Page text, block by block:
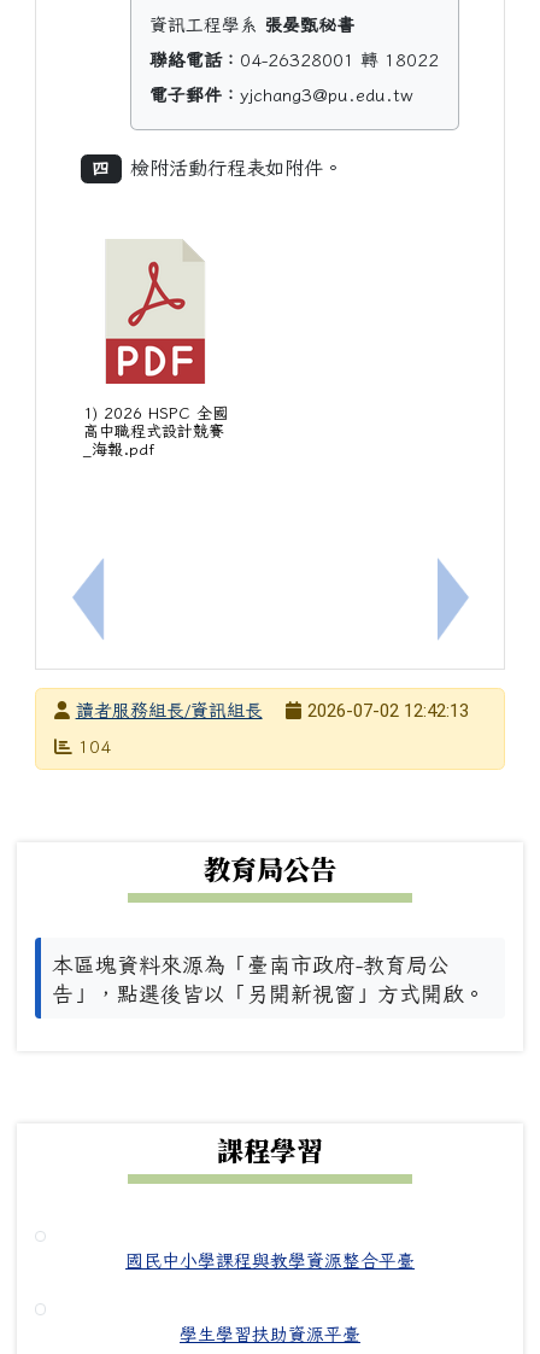
上一筆：臺南一中於7月27日(一)至7月31日(五)舉
資訊工程學系
張晏甄秘書
聯絡電話： 04-26328001 轉 18022
電子郵件：yjchang3@pu.edu.tw
四 檢附活動行程表如附件。
1) 2026 HSPC 全國
高中職程式設計競賽
_海報.pdf
下一筆：
發布者讀者服務組長/資訊組長
發布日期
2026-07-02 12:42:13
瀏覽次數
104
教育局公告
本區塊資料來源為「臺南市政府-教育局公
告」，點選後皆以「另開新視窗」方式開啟。
課程學習
國民中小學課程與教學資源整合平臺
學生學習扶助資源平臺